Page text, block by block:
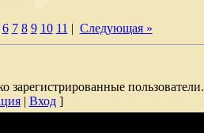
6 7 8 9 10 11 | Следующая »
зарегистрированные пользователи.
| Вход]